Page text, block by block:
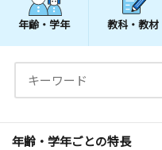
年齢・学年 教科・教材
年齢・学年ごとの特長